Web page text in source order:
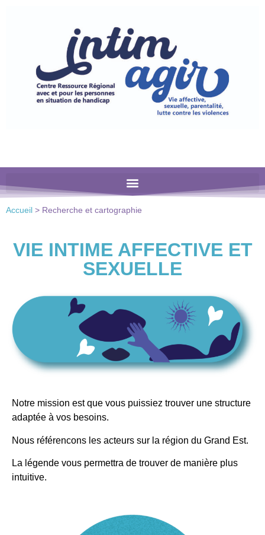
comprend
Accueil > Recherche et cartographie
VIE INTIME AFFECTIVE ET
SEXUELLE
Notre mission est que vous puissiez trouver une structure
adaptée à vos besoins.
Nous référencons les acteurs sur la région du Grand Est.
La légende vous permettra de trouver de manière plus
intuitive.